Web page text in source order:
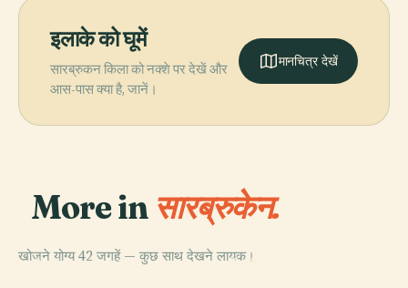
इलाके को घूमें
सारब्रुकन किला को नक्शे पर देखें और
आस-पास क्या है, जानें।
मानचित्र देखें
More in सारब्रुकेन.
खोजने योग्य 42 जगहें — कुछ साथ देखने लायक।
PLACE PLACE
PLACE